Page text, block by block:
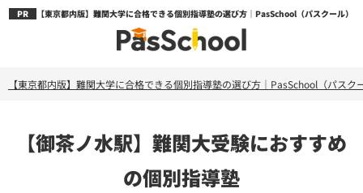
【東京都内版】難関大学に合格できる個別指導塾の選び方｜PasSchool（パスクール）
【東京都内版】難関大学に合格できる個別指導塾の選び方｜PasSchool（パスク
【御茶ノ水駅】難関大受験におすすめ
の個別指導塾